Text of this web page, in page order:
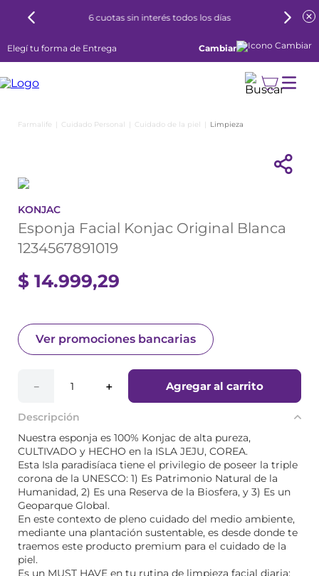
6 cuotas sin interés todos los días
Elegí tu forma de Entrega Cambiar
Cuidado Personal Cuidado de la piel Limpieza
KONJAC
Esponja Facial Konjac Original Blanca
1234567891019
$ 14.999,29
Ver promociones bancarias
＋
－ Agregar al carrito
Descripción
Nuestra esponja es 100% Konjac de alta pureza,
CULTIVADO y HECHO en la ISLA JEJU, COREA.
Esta Isla paradisíaca tiene el privilegio de poseer la triple
corona de la UNESCO: 1) Es Patrimonio Natural de la
Humanidad, 2) Es una Reserva de la Biosfera, y 3) Es un
Geoparque Global.
En este contexto de pleno cuidado del medio ambiente,
mediante una plantación sustentable, es desde donde te
traemos este producto premium para el cuidado de la
piel.
Es un MUST HAVE en tu rutina de limpieza facial diaria: